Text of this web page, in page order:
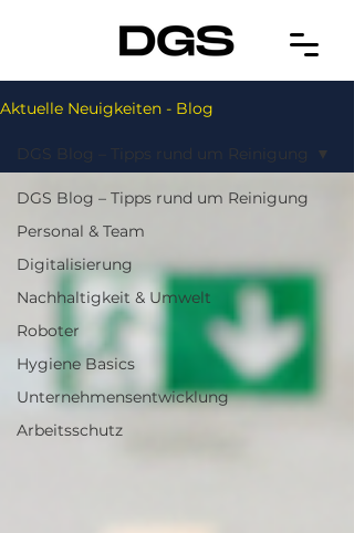
Aktuelle Neuigkeiten - Blog
DGS Blog – Tipps rund um Reinigung
Personal & Team
Digitalisierung
Nachhaltigkeit & Umwelt
Roboter
Hygiene Basics
Unternehmensentwicklung
Arbeitsschutz
DGS Blog – Tipps rund um Reinigung